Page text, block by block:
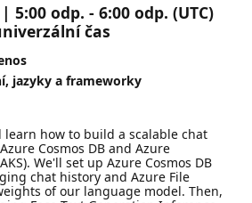
5:00 odp. - 6:00 odp. (UTC)
čas
jazyky a frameworky
how to build a scalable chat
Cosmos DB and Azure
We'll set up Azure Cosmos DB
chat history and Azure File
of our language model. Then,